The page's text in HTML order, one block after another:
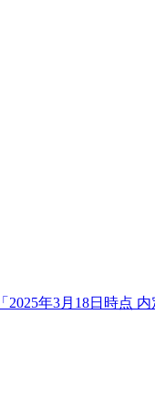
「 2025年3月 18日 時点 内